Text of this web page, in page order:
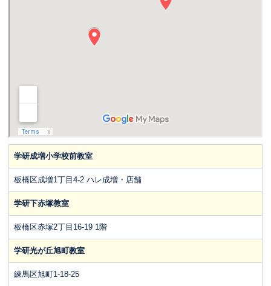
学研成増小学校前教室
板橋区成増1丁目4-2 ハレ成増・店舗
学研下赤塚教室
板橋区赤塚2丁目16-19 1階
学研光が丘旭町教室
練馬区旭町1-18-25